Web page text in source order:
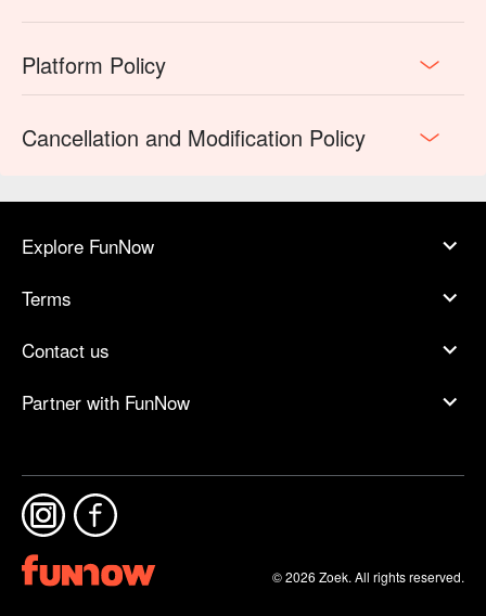
Platform Policy
Cancellation and Modification Policy
Explore FunNow
Terms
Contact us
Partner with FunNow
© 2026 Zoek. All rights reserved.